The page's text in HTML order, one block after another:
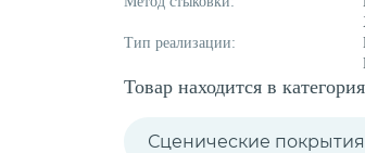
Тип реализации:
Товар находится в
Сценические покрытия